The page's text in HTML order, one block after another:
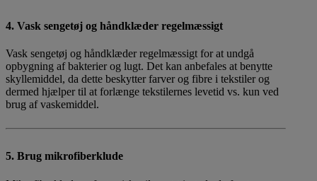
4. Vask sengetøj og håndklæder regelmæssigt
Vask sengetøj og håndklæder regelmæssigt for at undgå
opbygning af bakterier og lugt. Det kan anbefales at benytte
skyllemiddel, da dette beskytter farver og fibre i tekstiler og
dermed hjælper til at forlænge tekstilernes levetid vs. kun ved
brug af vaskemiddel.
5. Brug mikrofiberklude